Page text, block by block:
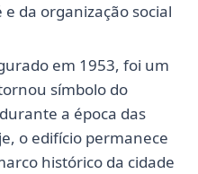
e da organização social
em 1953, foi um
símbolo do
a época das
o edifício permanece
histórico da cidade